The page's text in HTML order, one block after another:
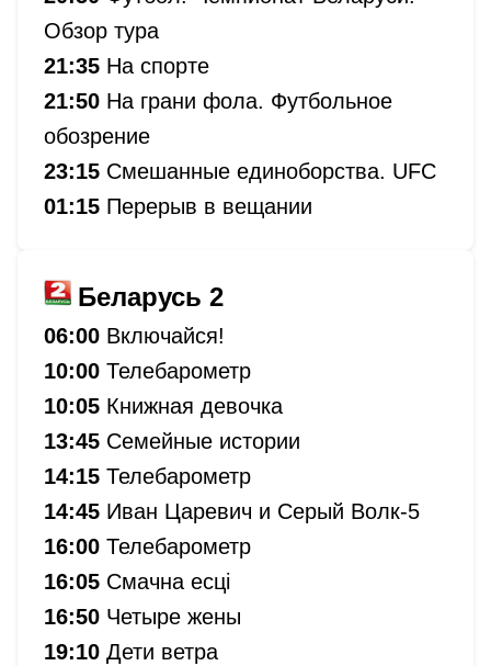
Обзор тура
21:35 На спорте
21:50 На грани фола. Футбольное
обозрение
23:15 Смешанные единоборства. UFC
01:15 Перерыв в вещании
Беларусь 2
06:00 Включайся!
10:00 Телебарометр
10:05 Книжная девочка
13:45 Семейные истории
14:15 Телебарометр
14:45 Иван Царевич и Серый Волк-5
16:00 Телебарометр
16:05 Смачна есцi
16:50 Четыре жены
19:10 Дети ветра